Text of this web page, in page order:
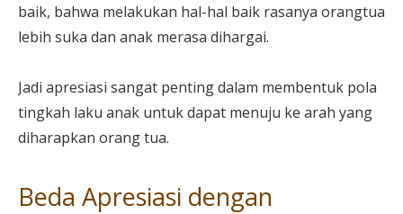
baik, bahwa melakukan hal-hal baik rasanya orangtua
lebih suka dan anak merasa dihargai.
Jadi apresiasi sangat penting dalam membentuk pola
tingkah laku anak untuk dapat menuju ke arah yang
diharapkan orang tua.
Beda Apresiasi dengan